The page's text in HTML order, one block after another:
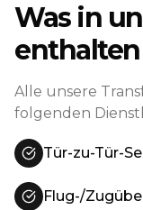
Was in
Alle unsere
folgenden
Tür-zu-Tür-
Flug-/